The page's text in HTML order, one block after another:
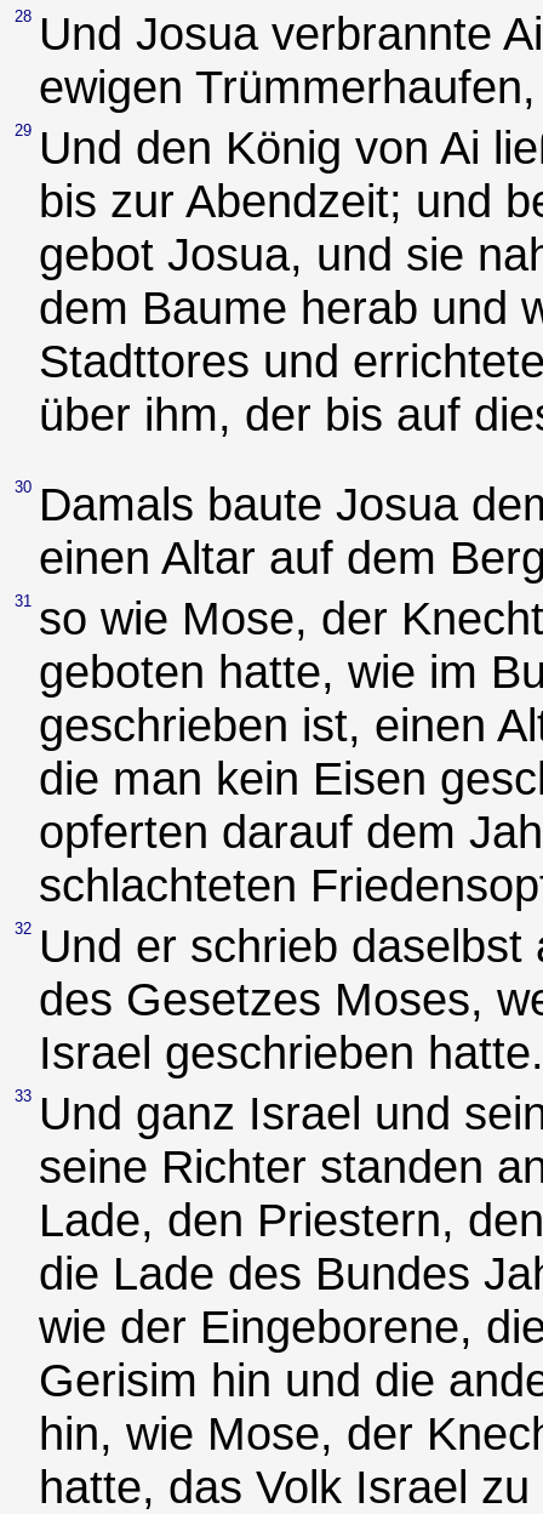
28 Und Josua verbrannte
ewigen
29 Und den König von Ai
bis zur Abendzeit; und
gebot Josua, und sie
dem Baume herab und
Stadttores und
über ihm, der bis auf
30 Damals baute Josua
einen Altar auf dem
31 so wie Mose, der
geboten hatte, wie im
geschrieben ist, einen
die man kein Eisen
opferten darauf dem
schlachteten
32 Und er schrieb
des Gesetzes Moses,
Israel geschrieben hatte.
33 Und ganz Israel und
seine Richter standen
Lade, den Priestern,
die Lade des Bundes
wie der Eingeborene,
Gerisim hin und die
hin, wie Mose, der
hatte, das Volk Israel